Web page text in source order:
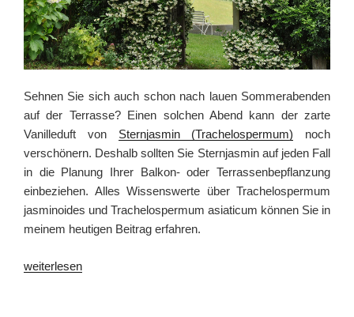
Sehnen Sie sich auch schon nach lauen Sommerabenden
auf der Terrasse? Einen solchen Abend kann der zarte
Vanilleduft von Sternjasmin (Trachelospermum) noch
verschönern. Deshalb sollten Sie Sternjasmin auf jeden Fall
in die Planung Ihrer Balkon- oder Terrassenbepflanzung
einbeziehen. Alles Wissenswerte über Trachelospermum
jasminoides und Trachelospermum asiaticum können Sie in
meinem heutigen Beitrag erfahren.
„Zauberhafter
weiterlesen